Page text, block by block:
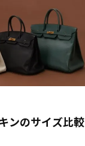
ンのサイズ比較